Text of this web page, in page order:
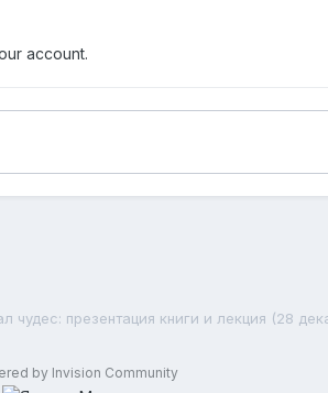
account.
чудес: презентация книги и лекция (28
by Invision Community